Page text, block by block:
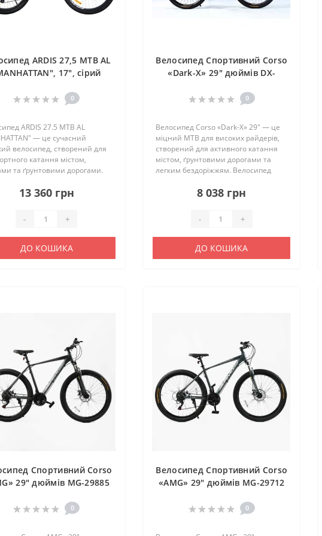
ARDIS 27,5 MTB AL
17", сірий
0
ARDIS 27.5 MTB AL
— це сучасний
велосипед, створений для
катання містом,
та ґрунтовими дорогами.
6061-T6, надійні комплектуючі
13 360 грн
- +
ДО КОШИКА
Велосипед Спортивний Corso
«Dark-X» 29" дюймів DX-
0
Велосипед Corso «Dark-X» 29" — це
міцний MTB для високих райдерів,
створений для активного катання
містом, ґрунтовими дорогами та
легким бездоріжжям. Велосипед
великі 29-дюймові колеса та 21-
8 038 грн
- +
ДО КОШИКА
Спортивний Corso
29" дюймів MG-29885
0
Велосипед Спортивний Corso
«AMG» 29" дюймів MG-29712
0